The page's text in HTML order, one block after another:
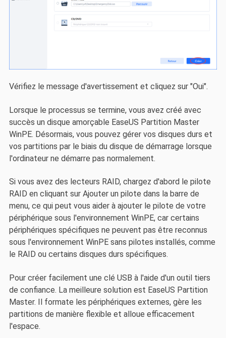
Vérifiez le message d'avertissement et cliquez sur "Oui".
Lorsque le processus se termine, vous avez créé avec
succès un disque amorçable EaseUS Partition Master
WinPE. Désormais, vous pouvez gérer vos disques durs et
vos partitions par le biais du disque de démarrage lorsque
l'ordinateur ne démarre pas normalement.
Si vous avez des lecteurs RAID, chargez d'abord le pilote
RAID en cliquant sur Ajouter un pilote dans la barre de
menu, ce qui peut vous aider à ajouter le pilote de votre
périphérique sous l'environnement WinPE, car certains
périphériques spécifiques ne peuvent pas être reconnus
sous l'environnement WinPE sans pilotes installés, comme
le RAID ou certains disques durs spécifiques.
Pour créer facilement une clé USB à l'aide d'un outil tiers
de confiance. La meilleure solution est EaseUS Partition
Master. Il formate les périphériques externes, gère les
partitions de manière flexible et alloue efficacement
l'espace.